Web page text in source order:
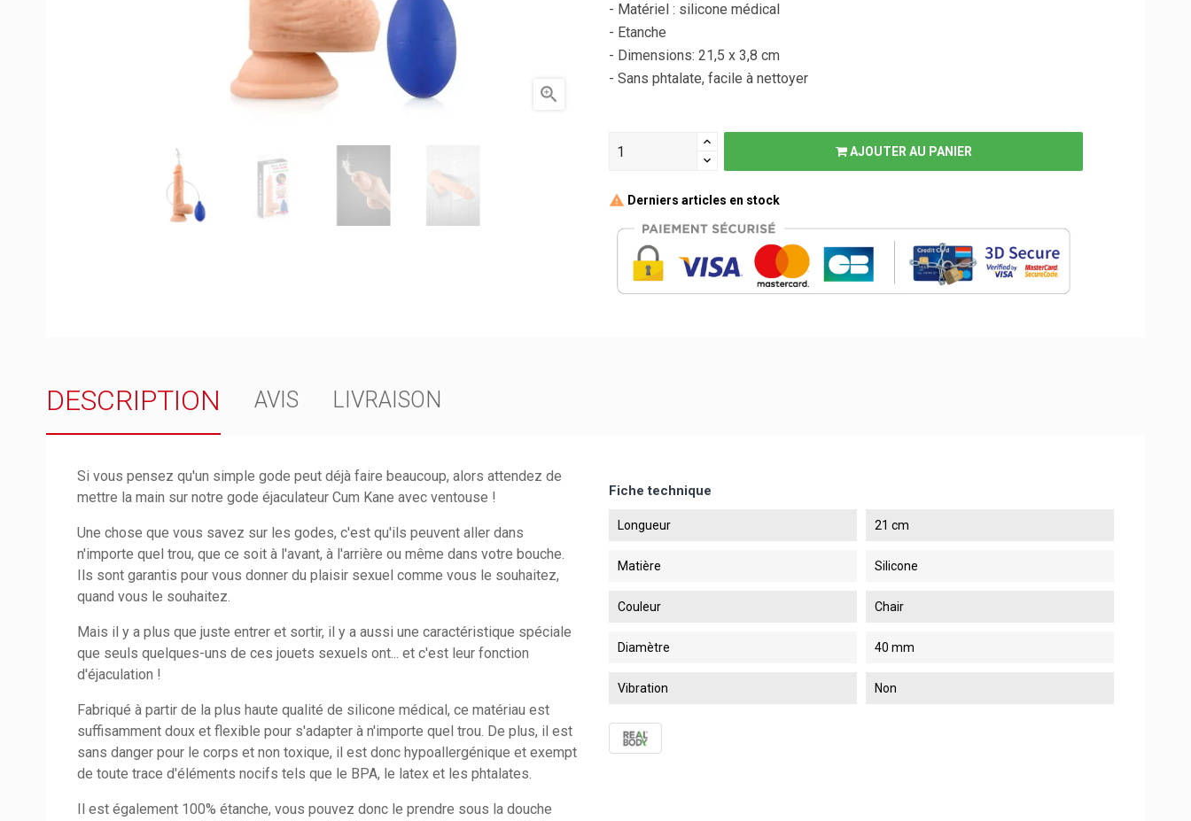

- Matériel : silicone médical
- Etanche
- Dimensions: 21,5 x 3,8 cm
- Sans phtalate, facile à nettoyer
AJOUTER AU PANIER
Derniers articles en stock
DESCRIPTION AVIS LIVRAISON
Si vous pensez qu'un simple gode peut déjà faire beaucoup, alors attendez de
mettre la main sur notre gode éjaculateur Cum Kane avec ventouse !
Une chose que vous savez sur les godes, c'est qu'ils peuvent aller dans
n'importe quel trou, que ce soit à l'avant, à l'arrière ou même dans votre bouche.
Ils sont garantis pour vous donner du plaisir sexuel comme vous le souhaitez,
quand vous le souhaitez.
Mais il y a plus que juste entrer et sortir, il y a aussi une caractéristique spéciale
que seuls quelques-uns de ces jouets sexuels ont... et c'est leur fonction
d'éjaculation !
Fabriqué à partir de la plus haute qualité de silicone médical, ce matériau est
suffisamment doux et flexible pour s'adapter à n'importe quel trou. De plus, il est
sans danger pour le corps et non toxique, il est donc hypoallergénique et exempt
de toute trace d'éléments nocifs tels que le BPA, le latex et les phtalates.
Il est également 100% étanche, vous pouvez donc le prendre sous la douche
Fiche technique
Longueur 21 cm
Matière Silicone
Couleur Chair
Diamètre 40 mm
Vibration Non